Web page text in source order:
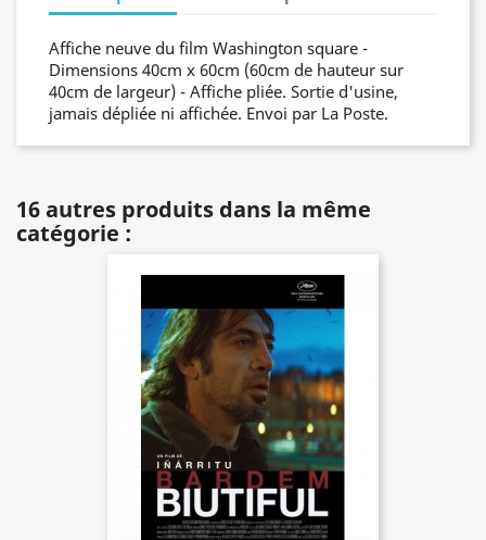
Affiche neuve du film Washington square -
Dimensions 40cm x 60cm (60cm de hauteur sur
40cm de largeur) - Affiche pliée. Sortie d'usine,
jamais dépliée ni affichée. Envoi par La Poste.
16 autres produits dans la même
catégorie :